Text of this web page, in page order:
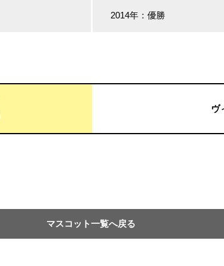
2014年：優勝
ヴ
マスコット一覧へ戻る